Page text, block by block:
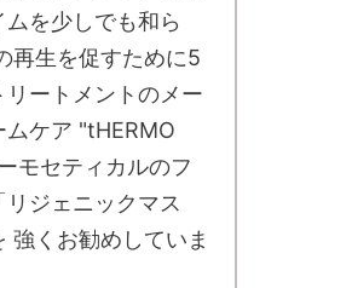
を少しでも和ら
再生を促すために5
リートメントのメー
ムケア "tHERMO
モセティカルのフ
リジェニックマス
強くお勧めしていま